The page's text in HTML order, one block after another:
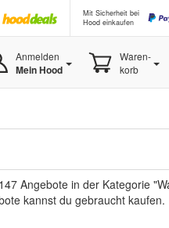
Mit Sicherheit bei
Hood einkaufen
Anmelden
Mein Hood
Waren-
korb
Angebote in der Kategorie
kannst du gebraucht kaufen.